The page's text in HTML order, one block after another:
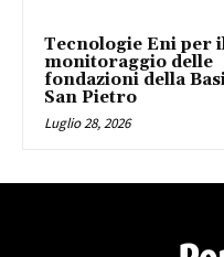
Tecnologie Eni per
monitoraggio delle
fondazioni della
San Pietro
Luglio 28, 2026